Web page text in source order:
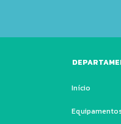
Início